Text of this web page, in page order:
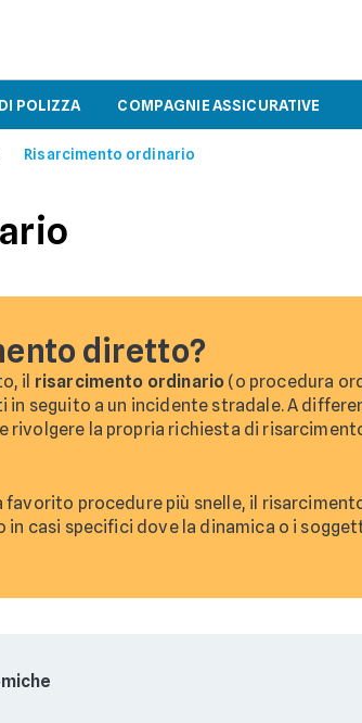
POLIZZA COMPAGNIE ASSICURATIVE
Risarcimento ordinario
diretto?
il risarcimento ordinario (o procedura
seguito a un incidente stradale. A
la propria richiesta di
favorito procedure più snelle, il
casi specifici dove la dinamica o i